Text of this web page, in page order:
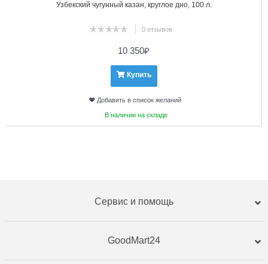
Узбекский чугунный казан, круглое дно, 100 л.
0 отзывов
10 350₽
Купить
Добавить в список желаний
В наличии на складе
Сервис и помощь
GoodMart24